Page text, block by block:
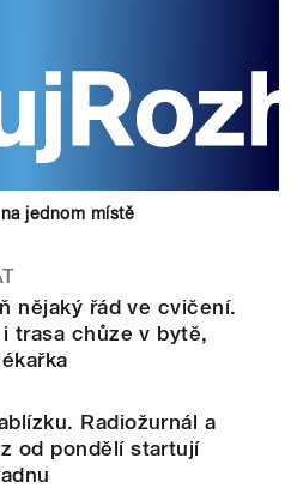
jednom místě
nějaký řád ve cvičení.
trasa chůze v bytě,
Radiožurnál a
od pondělí startují